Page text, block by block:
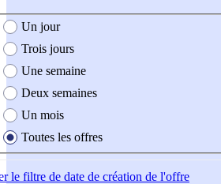
création de l'offre
Un jour
Trois jours
Une semaine
Deux semaines
Un mois
Toutes les offres
le filtre de date de création de l'offre